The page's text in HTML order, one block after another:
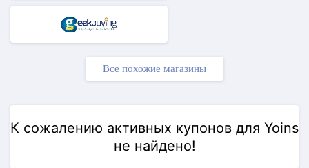
Все похожие магазины
К сожалению активных купонов для Yoins
не найдено!